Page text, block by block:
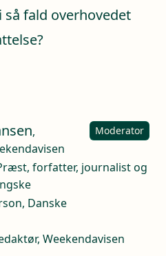
så fald overhovedet
,
Moderator
forfatter, journalist og
Danske
Weekendavisen